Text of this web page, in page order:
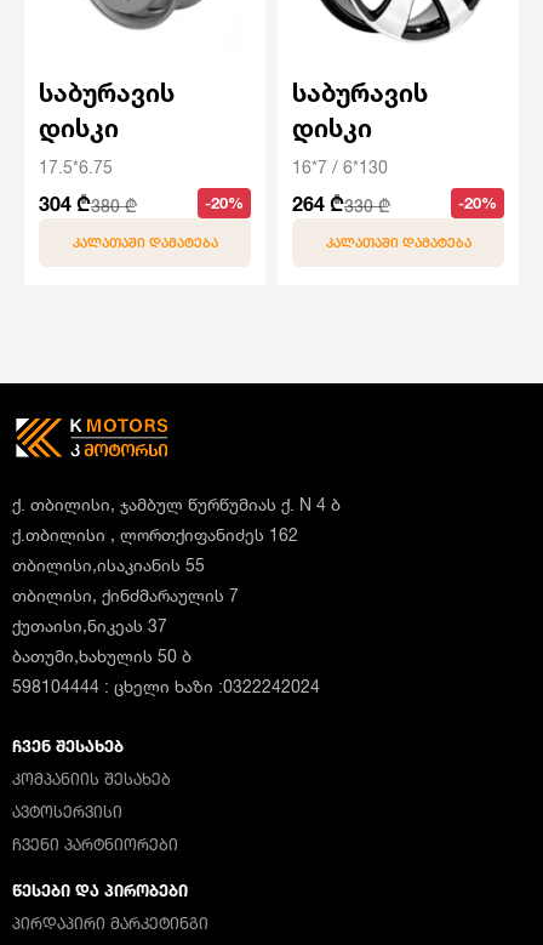
საბურავის
დისკი
17.5*6.75
304 ₾380 ₾ -20%
ᲙᲐᲚᲐᲗᲐᲨᲘ ᲓᲐᲛᲐᲢᲔᲑᲐ
საბურავის
დისკი
16*7 / 6*130
264 ₾330 ₾ -20%
ᲙᲐᲚᲐᲗᲐᲨᲘ ᲓᲐᲛᲐᲢᲔᲑᲐ
ქ. თბილისი, ჯამბულ წურწუმიას ქ. N 4 ბ
ქ.თბილისი , ლორთქიფანიძეს 162
თბილისი,ისაკიანის 55
თბილისი, ქინძმარაულის 7
ქუთაისი,ნიკეას 37
ბათუმი,ხახულის 50 ბ
598104444 : ცხელი ხაზი :0322242024
ᲩᲕᲔᲜ ᲨᲔᲡᲐᲮᲔᲑ
ᲙᲝᲛᲞᲐᲜᲘᲘᲡ ᲨᲔᲡᲐᲮᲔᲑ
ᲐᲕᲢᲝᲡᲔᲠᲕᲘᲡᲘ
ᲩᲕᲔᲜᲘ ᲞᲐᲠᲢᲜᲘᲝᲠᲔᲑᲘ
ᲬᲔᲡᲔᲑᲘ ᲓᲐ ᲞᲘᲠᲝᲑᲔᲑᲘ
ᲞᲘᲠᲓᲐᲞᲘᲠᲘ ᲛᲐᲠᲙᲔᲢᲘᲜᲒᲘ